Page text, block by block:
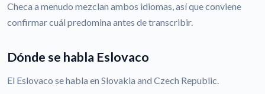
Checa a menudo mezclan ambos idiomas, así que conviene
confirmar cuál predomina antes de transcribir.
Dónde se habla Eslovaco
El Eslovaco se habla en Slovakia and Czech Republic.